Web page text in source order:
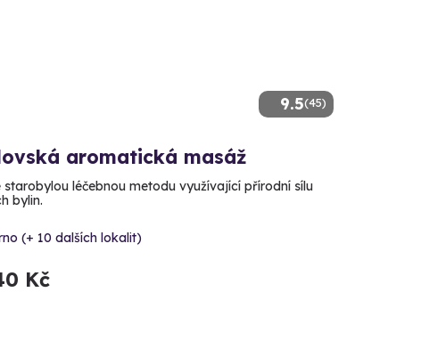
9.5(45)
aromatická masáž
starobylou léčebnou metodu využívající přírodní sílu
bylin.
(+ 10 dalších lokalit)
Kč